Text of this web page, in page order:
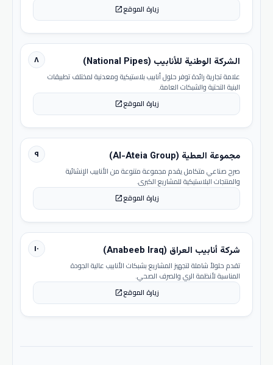
زيارة الموقعopen_in_new
٨ الشركة الوطنية للأنابيب (National Pipes)
علامة تجارية رائدة توفر حلول أنابيب بلاستيكية ومعدنية لمختلف تطبيقات
البنية التحتية والشبكات العامة.
زيارة الموقعopen_in_new
٩ مجموعة العطية (Al-Ateia Group)
صرح صناعي متكامل يقدم مجموعة متنوعة من الأنابيب الإنشائية
والمنتجات البلاستيكية للمشاريع الكبرى.
زيارة الموقعopen_in_new
١٠ شركة أنابيب العراق (Anabeeb Iraq)
تقدم حلولاً شاملة لتجهيز المشاريع بشبكات الأنابيب عالية الجودة
المناسبة لأنظمة الري والصرف الصحي.
زيارة الموقعopen_in_new